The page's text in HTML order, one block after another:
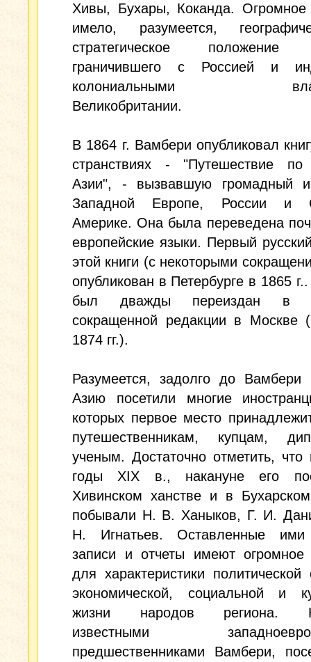
Хивы, Бухары, Коканда. Огромное
имело, разумеется,
стратегическое положение
граничившего с Россией и
колониальными
Великобритании.
В 1864 г. Вамбери опубликовал
странствиях - "Путешествие по
Азии", - вызвавшую громадный
Западной Европе, России и
Америке. Она была переведена
европейские языки. Первый
этой книги (с некоторыми
опубликован в Петербурге в 1865
был дважды переиздан в
сокращенной редакции в Москве
1874 гг.).
Разумеется, задолго до
Азию посетили многие
которых первое место
путешественникам, купцам,
ученым. Достаточно отметить, что
годы XIX в., накануне его
Хивинском ханстве и в
побывали Н. В. Ханыков, Г. И.
Н. Игнатьев. Оставленные ими
записи и отчеты имеют огромное
для характеристики политической
экономической, социальной и
жизни народов региона.
известными
предшественниками Вамбери,